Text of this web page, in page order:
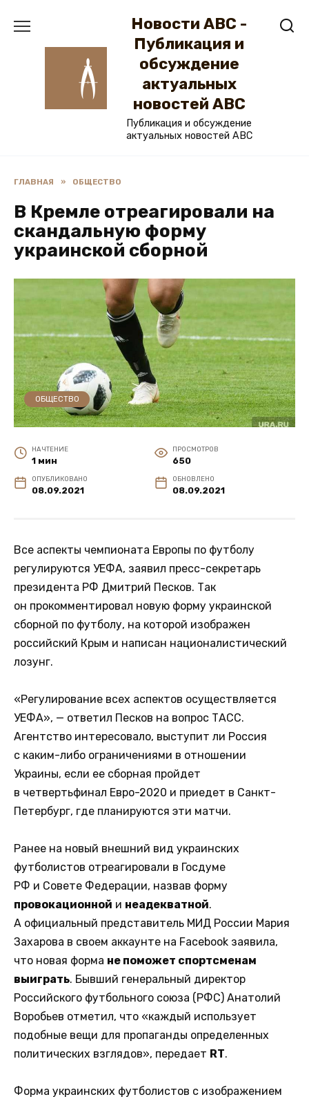
Новости ABC -
Публикация и
обсуждение
актуальных
новостей ABC
Публикация и обсуждение
актуальных новостей ABC
ГЛАВНАЯ » ОБЩЕСТВО
В Кремле отреагировали на
скандальную форму
украинской сборной
ОБЩЕСТВО
НА ЧТЕНИЕ
1 мин
ПРОСМОТРОВ
650
ОПУБЛИКОВАНО
08.09.2021
ОБНОВЛЕНО
08.09.2021
Все аспекты чемпионата Европы по футболу
регулируются УЕФА, заявил пресс-секретарь
президента РФ Дмитрий Песков. Так
он прокомментировал новую форму украинской
сборной по футболу, на которой изображен
российский Крым и написан националистический
лозунг.
«Регулирование всех аспектов осуществляется
УЕФА», — ответил Песков на вопрос ТАСС.
Агентство интересовало, выступит ли Россия
с каким-либо ограничениями в отношении
Украины, если ее сборная пройдет
в четвертьфинал Евро-2020 и приедет в Санкт-
Петербург, где планируются эти матчи.
Ранее на новый внешний вид украинских
футболистов отреагировали в Госдуме
РФ и Совете Федерации, назвав форму
провокационной и неадекватной.
А официальный представитель МИД России Мария
Захарова в своем аккаунте на Facebook заявила,
что новая форма не поможет спортсменам
выиграть. Бывший генеральный директор
Российского футбольного союза (РФС) Анатолий
Воробьев отметил, что «каждый использует
подобные вещи для пропаганды определенных
политических взглядов», передает RT.
Форма украинских футболистов с изображением